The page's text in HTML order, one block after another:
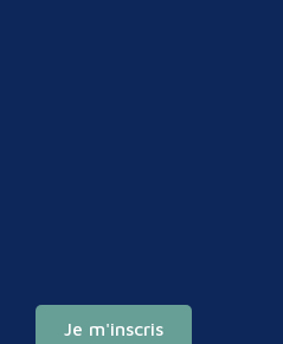
Je m'inscris